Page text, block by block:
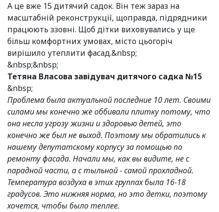
А це вже 15 дитячий садок. Він теж зараз на
масштабній реконструкції, щоправда, підрядники
працюють ззовні. Щоб дітки виховувались у ще
більш комфортних умовах, місто цьогоріч
вирішило утеплити фасад.&nbsp;
&nbsp;&nbsp;
Тетяна Власова завідувач дитячого садка №15
&nbsp;
Проблема была актуальной последние 10 лет. Своими
силами мы конечно же оббивали плитку потому, что
она несла угрозу жизни и здоровью детей, это
конечно же был не выход. Поэтому мы обратились к
нашему депутатскому корпусу за помощью по
ремонту фасада. Начали мы, как вы видите, не с
парадной части, а с тыльной - самой прохладной.
Температура воздуха в этих группах была 16-18
градусов. Это нижняя норма, но это детки, поэтому
хочется, чтобы было теплее.